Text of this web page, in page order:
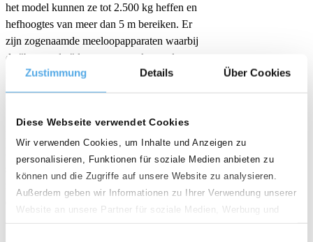
Zustimmung Details Über Cookies
Diese Webseite verwendet Cookies
Wir verwenden Cookies, um Inhalte und Anzeigen zu
personalisieren, Funktionen für soziale Medien anbieten zu
können und die Zugriffe auf unsere Website zu analysieren.
Außerdem geben wir Informationen zu Ihrer Verwendung unserer
Website an unsere Partner für soziale Medien, Werbung und
Analysen weiter. Unsere Partner führen diese Informationen
het model kunnen ze tot 2.500 kg heffen en
hefhoogtes van meer dan 5 m bereiken. Er
zijn zogenaamde meeloopapparaten waarbij
de "bestuurder" loopt, maar ook stapelaars
met bestuurdersplatform of bestuurdersstoel.
smal en bieden weinig ruimte om te
manoeuvreren. Stapelaars zijn zeer wendbaar
en ontworpen voor gebruik in smalle gangen.